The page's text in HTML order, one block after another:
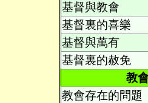
基督與教會
基督裏的喜樂
基督與萬有
基督裏的赦免
教
教會存在的問題